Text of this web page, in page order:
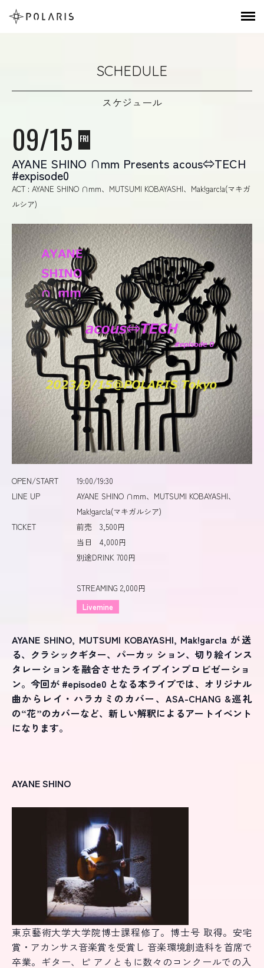
SCHEDULE
スケジュール
09/15 FRI
AYANE SHINO ∩mm Presents acous⇔TECH
#expisode0
ACT : AYANE SHINO ∩mm、MUTSUMI KOBAYASHI、Mak!garc!a(マキガ
ルシア)
OPEN/START
19:00/19:30
LINE UP
AYANE SHINO ∩mm、MUTSUMI KOBAYASHI、
Mak!garc!a(マキガルシア)
TICKET
前売 3,500円
当日 4,000円
別途DRINK 700円
STREAMING 2,000円
Livemine
AYANE SHINO, MUTSUMI KOBAYASHI, Mak!garc!a が送
る、クラシックギター、パーカッ ション、切り絵インス
タレーションを融合させたライブインプロビゼーショ
ン。今回が #episode0 となる本ライブでは、オリジナル
曲からレイ・ハラカミのカバー、ASA-CHANG &巡礼
の“花”のカバーなど、新しい解釈によるアートイベント
になります。
AYANE SHINO
東京藝術大学大学院博士課程修了。博士号 取得。安宅
賞・アカンサス音楽賞を受賞し 音楽環境創造科を首席で
卒業。ギター、ピ アノともに数々のコンクールでの入